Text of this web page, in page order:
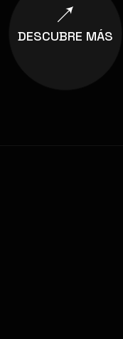
DESCUBRE MÁS